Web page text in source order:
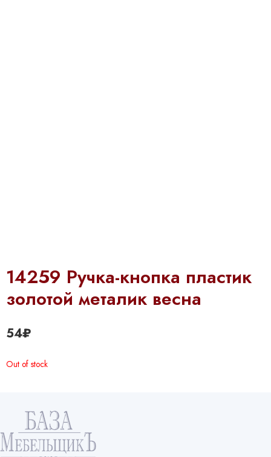
14259 Ручка-кнопка пластик
золотой металик весна
54₽
Out of stock